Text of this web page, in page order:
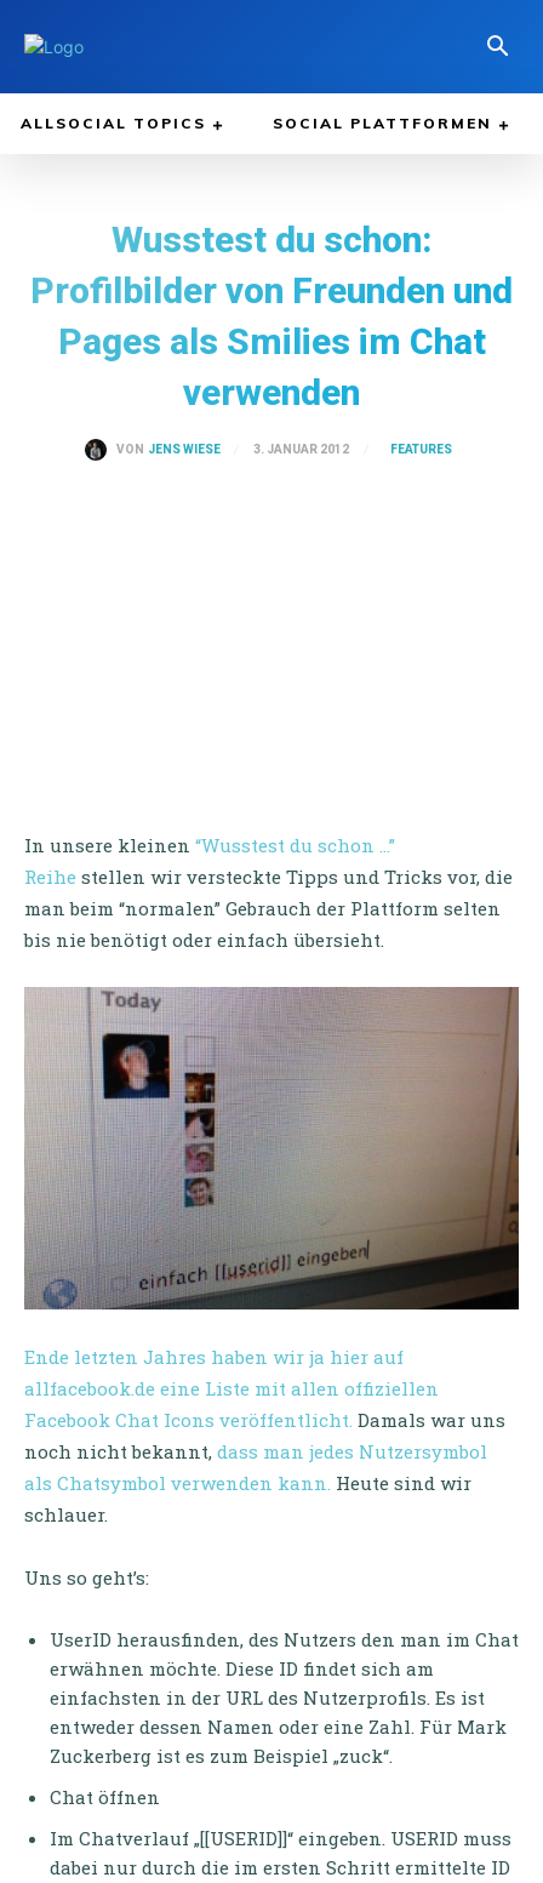
ALLSOCIAL TOPICS SOCIAL PLATTFORMEN
Wusstest du schon:
Profilbilder von Freunden und
Pages als Smilies im Chat
verwenden
VON JENS WIESE 3. JANUAR 2012 FEATURES
In unsere kleinen “Wusstest du schon …”
Reihe stellen wir versteckte Tipps und Tricks vor, die
man beim “normalen” Gebrauch der Plattform selten
bis nie benötigt oder einfach übersieht.
Ende letzten Jahres haben wir ja hier auf
allfacebook.de eine Liste mit allen offiziellen
Facebook Chat Icons veröffentlicht. Damals war uns
noch nicht bekannt, dass man jedes Nutzersymbol
als Chatsymbol verwenden kann. Heute sind wir
schlauer.
Uns so geht’s:
UserID herausfinden, des Nutzers den man im Chat
erwähnen möchte. Diese ID findet sich am
einfachsten in der URL des Nutzerprofils. Es ist
entweder dessen Namen oder eine Zahl. Für Mark
Zuckerberg ist es zum Beispiel „zuck“.
Chat öffnen
Im Chatverlauf „[[USERID]]“ eingeben. USERID muss
dabei nur durch die im ersten Schritt ermittelte ID